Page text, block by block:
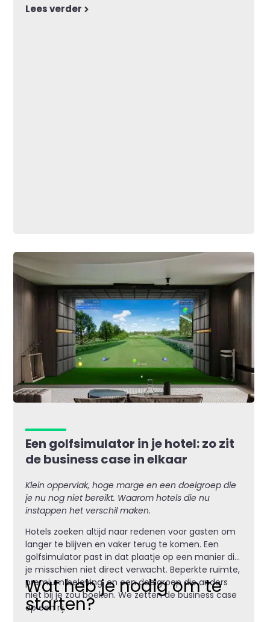
Lees verder
Een golfsimulator in je hotel: zo zit
de business case in elkaar
Klein oppervlak, hoge marge en een doelgroep die
je nu nog niet bereikt. Waarom hotels die nu
instappen het verschil maken.
Hotels zoeken altijd naar redenen voor gasten om
langer te blijven en vaker terug te komen. Een
golfsimulator past in dat plaatje op een manier die
je misschien niet direct verwacht. Beperkte ruimte,
premium beleving, en een doelgroep die anders
niet bij je zou boeken. We zetten de business case
op een rij.
Wat heb je nodig om te
starten?